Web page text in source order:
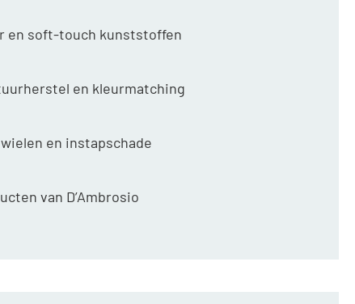
en soft-touch kunststoffen
en kleurmatching
en instapschade
van D’Ambrosio